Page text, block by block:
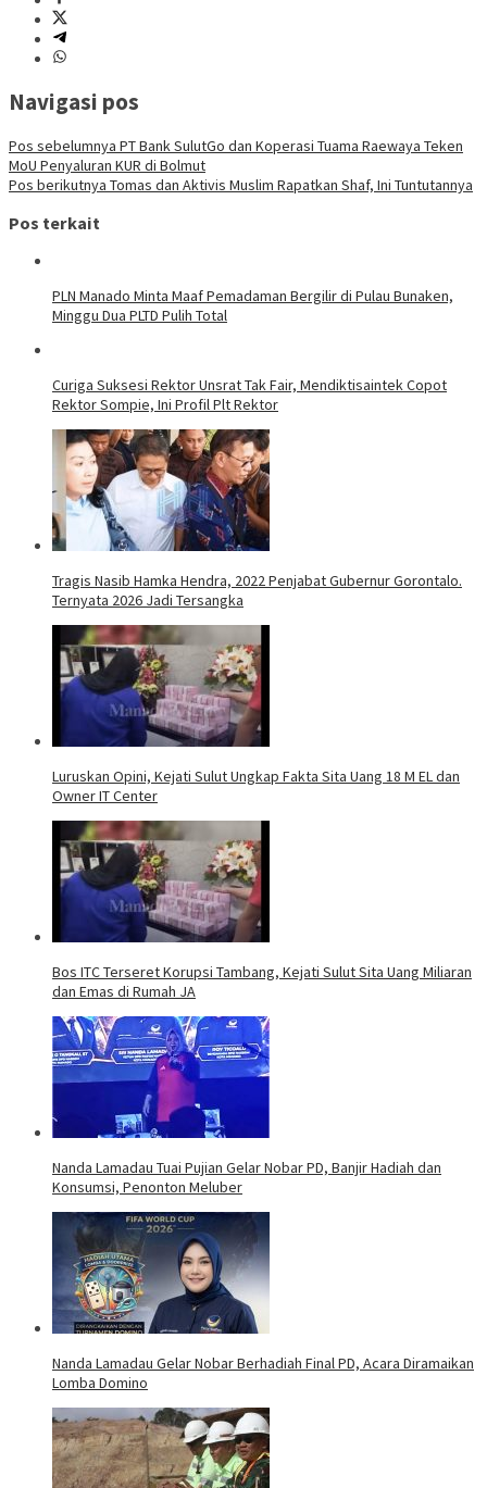
Navigasi pos
Pos sebelumnya PT Bank SulutGo dan Koperasi Tuama Raewaya Teken
MoU Penyaluran KUR di Bolmut
Pos berikutnya Tomas dan Aktivis Muslim Rapatkan Shaf, Ini Tuntutannya
Pos terkait
PLN Manado Minta Maaf Pemadaman Bergilir di Pulau Bunaken,
Minggu Dua PLTD Pulih Total
Curiga Suksesi Rektor Unsrat Tak Fair, Mendiktisaintek Copot
Rektor Sompie, Ini Profil Plt Rektor
Tragis Nasib Hamka Hendra, 2022 Penjabat Gubernur Gorontalo.
Ternyata 2026 Jadi Tersangka
Luruskan Opini, Kejati Sulut Ungkap Fakta Sita Uang 18 M EL dan
Owner IT Center
Bos ITC Terseret Korupsi Tambang, Kejati Sulut Sita Uang Miliaran
dan Emas di Rumah JA
Nanda Lamadau Tuai Pujian Gelar Nobar PD, Banjir Hadiah dan
Konsumsi, Penonton Meluber
Nanda Lamadau Gelar Nobar Berhadiah Final PD, Acara Diramaikan
Lomba Domino